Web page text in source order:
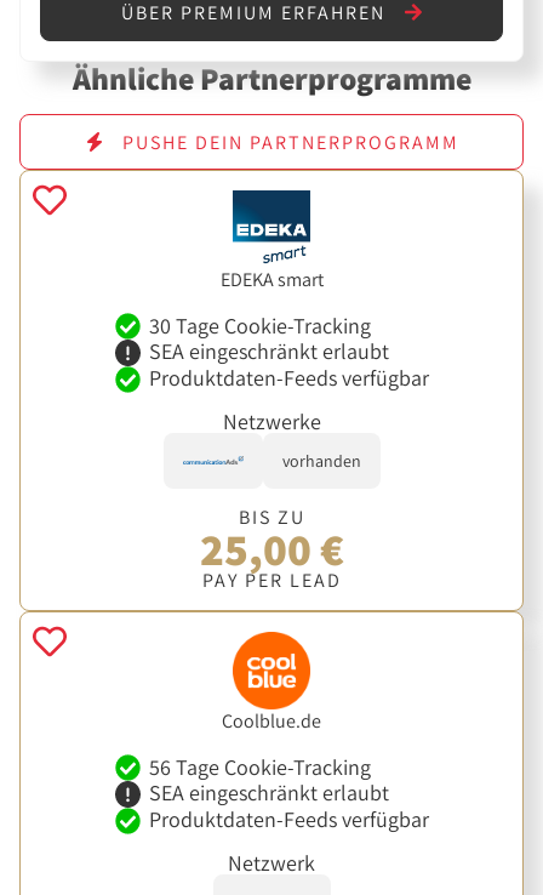
ÜBER PREMIUM ERFAHREN
Ähnliche Partnerprogramme
PUSHE DEIN PARTNERPROGRAMM
EDEKA smart
30 Tage Cookie-Tracking
SEA eingeschränkt erlaubt
Produktdaten-Feeds verfügbar
Netzwerke
vorhanden
BIS ZU
25,00 €
PAY PER LEAD
Coolblue.de
56 Tage Cookie-Tracking
SEA eingeschränkt erlaubt
Produktdaten-Feeds verfügbar
Netzwerk